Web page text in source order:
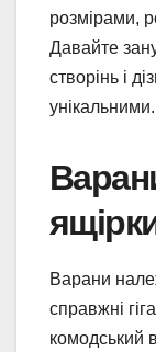
розмірами,
Давайте
створінь і
унікальними.
Варани
справжні
комодський